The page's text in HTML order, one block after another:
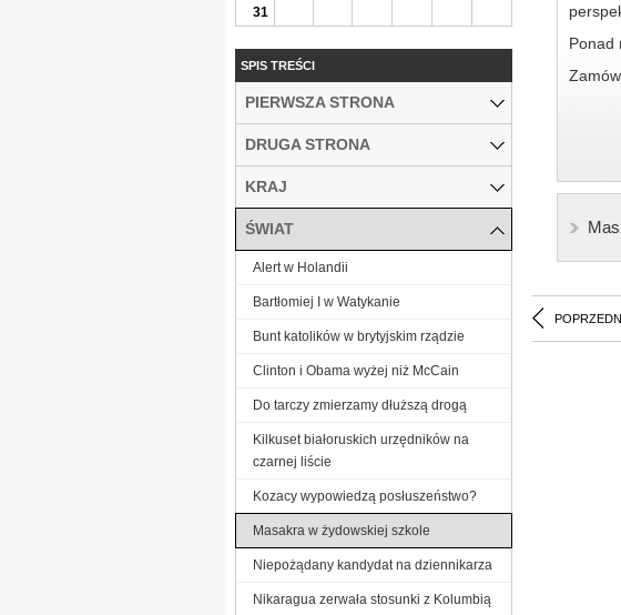
Ponad
31
SPIS TREŚCI
PIERWSZA STRONA
DRUGA STRONA
KRAJ
ŚWIAT
Alert w Holandii
Bartłomiej I w Watykanie
Bunt katolików w brytyjskim rządzie
Clinton i Obama wyżej niż McCain
Do tarczy zmierzamy dłuższą drogą
Kilkuset białoruskich urzędników na
czarnej liście
Kozacy wypowiedzą posłuszeństwo?
Masakra w żydowskiej szkole
Niepożądany kandydat na dziennikarza
Nikaragua zerwała stosunki z Kolumbią